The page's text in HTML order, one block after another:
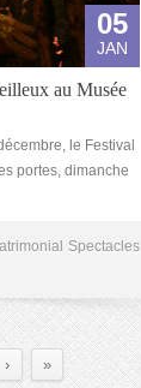
05
JAN
au Musée
le Festival
portes, dimanche
Spectacles
› »